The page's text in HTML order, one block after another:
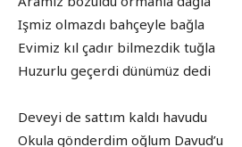
Işmiz olmazdı bahçeyle bağla
Evimiz kıl çadır bilmezdik tuğla
Huzurlu geçerdi dünümüz dedi
Deveyi de sattım kaldı havudu
Okula gönderdim oğlum Davud’u